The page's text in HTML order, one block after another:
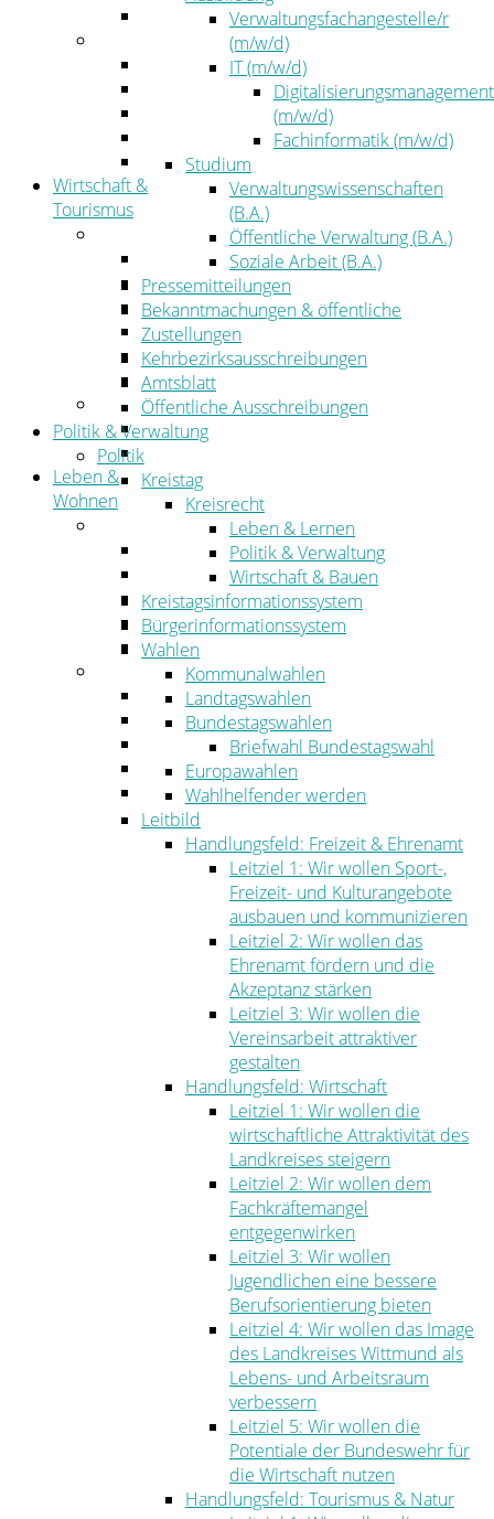
Der Landrat
Kommunalaufsicht
Zahlen, Daten, Fakten
Wirtschaft &
Tourismus
Wirtschaftsförderung
Gewerbeflächen und Unternehmen
Arbeitgeberservice
Mobilfunk & Breitband
Straßen- und Radwegebau
Landwirtschaft
Tourismus
Freizeit und Urlaub im Landkreis
Veranstaltungen
Leben &
Wohnen
Migration
Schulen, Bildung, Sport und Kultur
Soziales
Gesundheit
Jugend, Familie und Senioren
Bauen und Planen
Abfall
Umwelt
Ordnung
Verwaltungsfachangestelle/r
(m/w/d)
IT (m/w/d)
Digitalisierungsmanagement
(m/w/d)
Fachinformatik (m/w/d)
Studium
Verwaltungswissenschaften
(B.A.)
Öffentliche Verwaltung (B.A.)
Soziale Arbeit (B.A.)
Pressemitteilungen
Bekanntmachungen & öffentliche
Zustellungen
Kehrbezirksausschreibungen
Amtsblatt
Öffentliche Ausschreibungen
Politik & Verwaltung
Politik
Kreistag
Kreisrecht
Leben & Lernen
Politik & Verwaltung
Wirtschaft & Bauen
Kreistagsinformationssystem
Bürgerinformationssystem
Wahlen
Kommunalwahlen
Landtagswahlen
Bundestagswahlen
Briefwahl Bundestagswahl
Europawahlen
Wahlhelfender werden
Leitbild
Handlungsfeld: Freizeit & Ehrenamt
Leitziel 1: Wir wollen Sport-,
Freizeit- und Kulturangebote
ausbauen und kommunizieren
Leitziel 2: Wir wollen das
Ehrenamt fördern und die
Akzeptanz stärken
Leitziel 3: Wir wollen die
Vereinsarbeit attraktiver
gestalten
Handlungsfeld: Wirtschaft
Leitziel 1: Wir wollen die
wirtschaftliche Attraktivität des
Landkreises steigern
Leitziel 2: Wir wollen dem
Fachkräftemangel
entgegenwirken
Leitziel 3: Wir wollen
Jugendlichen eine bessere
Berufsorientierung bieten
Leitziel 4: Wir wollen das Image
des Landkreises Wittmund als
Lebens- und Arbeitsraum
verbessern
Leitziel 5: Wir wollen die
Potentiale der Bundeswehr für
die Wirtschaft nutzen
Handlungsfeld: Tourismus & Natur